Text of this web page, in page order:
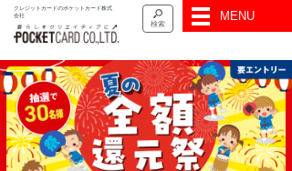
クレジットカードのポケットカード株式
会社
MENU
検索